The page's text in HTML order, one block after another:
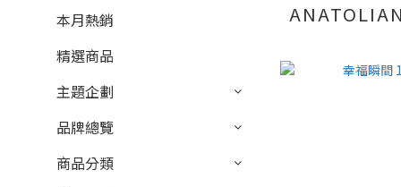
本月熱銷
精選商品
主題企劃
品牌總覽
商品分類